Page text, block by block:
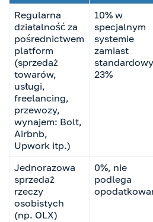
Regularna
działalność za
pośrednictwem
platform
(sprzedaż
towarów,
usługi,
freelancing,
przewozy,
wynajem: Bolt,
Airbnb,
Upwork itp.)
10% w
specjalnym
systemie
zamiast
23%
Jednorazowa
sprzedaż
rzeczy
osobistych
(np. OLX)
0%, nie
podlega